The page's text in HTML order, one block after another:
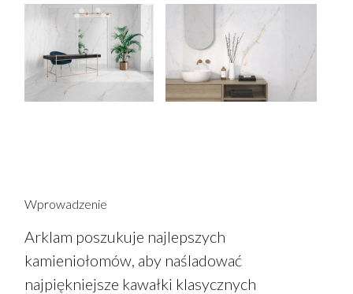
Wprowadzenie
Arklam poszukuje najlepszych
kamieniołomów, aby naśladować
najpiękniejsze kawałki klasycznych